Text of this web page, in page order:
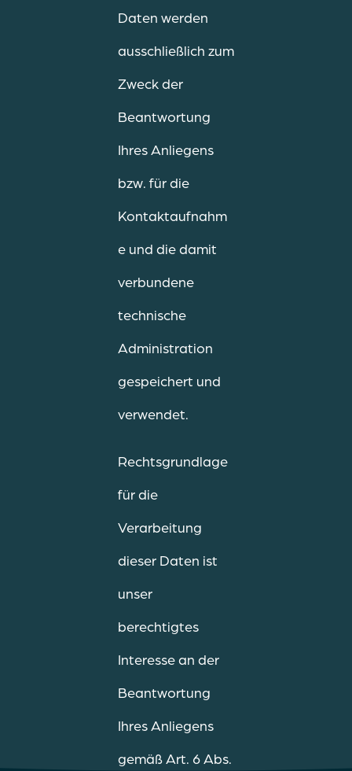
Daten werden
ausschließlich zum
Zweck der
Beantwortung
Ihres Anliegens
bzw. für die
Kontaktaufnahm
e und die damit
verbundene
technische
Administration
gespeichert und
verwendet.
Rechtsgrundlage
für die
Verarbeitung
dieser Daten ist
unser
berechtigtes
Interesse an der
Beantwortung
Ihres Anliegens
gemäß Art. 6 Abs.